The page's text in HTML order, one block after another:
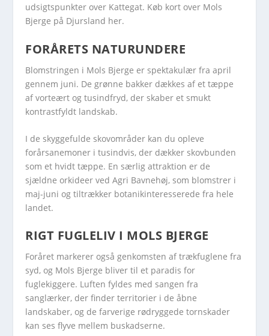
udsigtspunkter over Kattegat. Køb kort over Mols
Bjerge på Djursland her.
FORÅRETS NATURUNDERE
Blomstringen i Mols Bjerge er spektakulær fra april
gennem juni. De grønne bakker dækkes af et tæppe
af vorteært og tusindfryd, der skaber et smukt
kontrastfyldt landskab.
I de skyggefulde skovområder kan du opleve
forårsanemoner i tusindvis, der dækker skovbunden
som et hvidt tæppe. En særlig attraktion er de
sjældne orkideer ved Agri Bavnehøj, som blomstrer i
maj-juni og tiltrækker botanikinteresserede fra hele
landet.
RIGT FUGLELIV I MOLS BJERGE
Foråret markerer også genkomsten af trækfuglene fra
syd, og Mols Bjerge bliver til et paradis for
fuglekiggere. Luften fyldes med sangen fra
sanglærker, der finder territorier i de åbne
landskaber, og de farverige rødryggede tornskader
kan ses flyve mellem buskadserne.